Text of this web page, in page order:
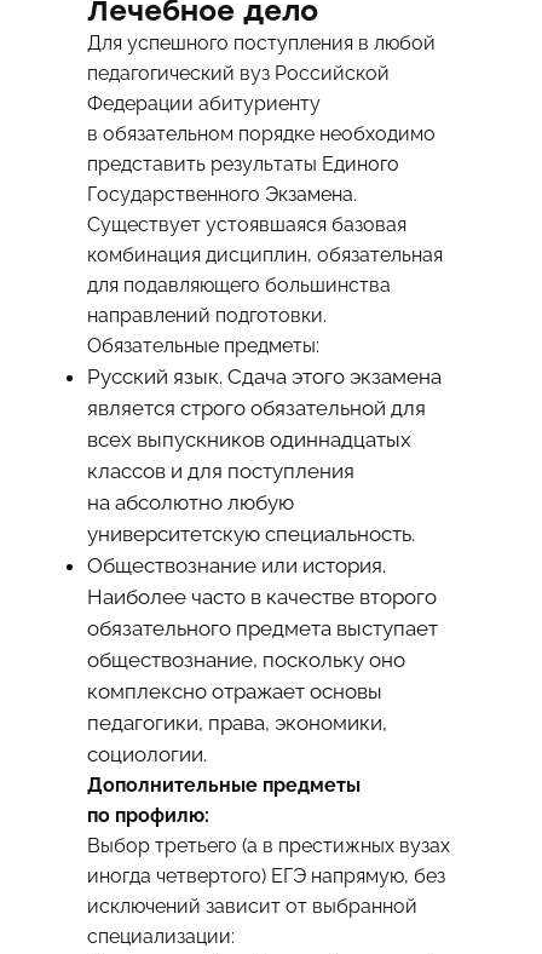
Лечебное дело
Для успешного поступления в любой
педагогический вуз Российской
Федерации абитуриенту
в обязательном порядке необходимо
представить результаты Единого
Государственного Экзамена.
Существует устоявшаяся базовая
комбинация дисциплин, обязательная
для подавляющего большинства
направлений подготовки.
Обязательные предметы:
Русский язык. Сдача этого экзамена
является строго обязательной для
всех выпускников одиннадцатых
классов и для поступления
на абсолютно любую
университетскую специальность.
Обществознание или история.
Наиболее часто в качестве второго
обязательного предмета выступает
обществознание, поскольку оно
комплексно отражает основы
педагогики, права, экономики,
социологии.
Дополнительные предметы
по профилю:
Выбор третьего (а в престижных вузах
иногда четвертого) ЕГЭ напрямую, без
исключений зависит от выбранной
специализации: